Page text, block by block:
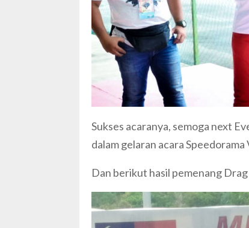
Sukses acaranya, semoga next
dalam gelaran acara Speedorama
Dan berikut hasil pemenang